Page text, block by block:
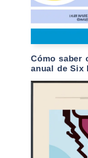
Cómo saber
anual de Six